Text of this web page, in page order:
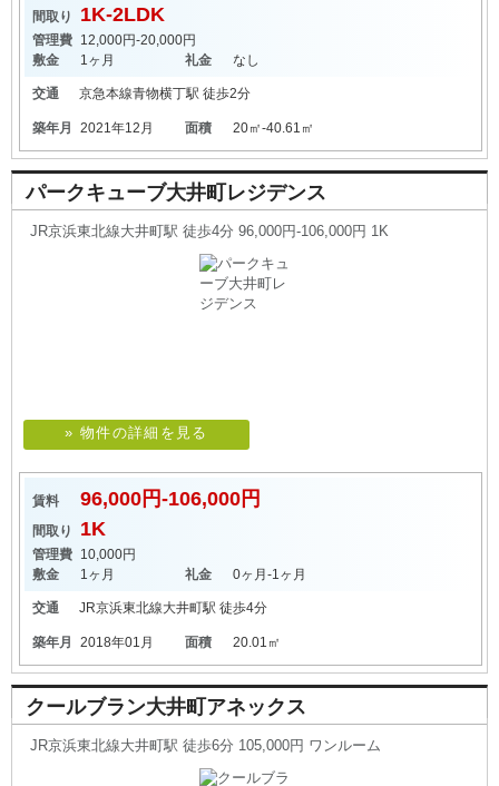
間取り 1K-2LDK
管理費 12,000円-20,000円
敷金
1ヶ月 礼金 なし
交通 京急本線青物横丁駅 徒歩2分
築年月 2021年12月 面積 20㎡-40.61㎡
パークキューブ大井町レジデンス
JR京浜東北線大井町駅 徒歩4分 96,000円-106,000円 1K
» 物件の詳細を見る
賃料 96,000円-106,000円
間取り 1K
管理費 10,000円
敷金
1ヶ月 礼金 0ヶ月-1ヶ月
交通 JR京浜東北線大井町駅 徒歩4分
築年月 2018年01月 面積 20.01㎡
クールブラン大井町アネックス
JR京浜東北線大井町駅 徒歩6分 105,000円 ワンルーム